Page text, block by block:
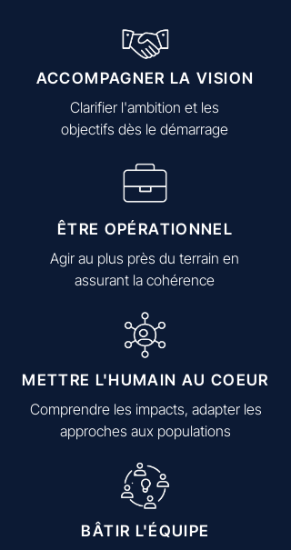
ACCOMPAGNER LA VISION
Clarifier l'ambition et les
objectifs dès le démarrage
ÊTRE OPÉRATIONNEL
Agir au plus près du terrain en
assurant la cohérence
METTRE L'HUMAIN AU COEUR
Comprendre les impacts, adapter les
approches aux populations
BÂTIR L'ÉQUIPE